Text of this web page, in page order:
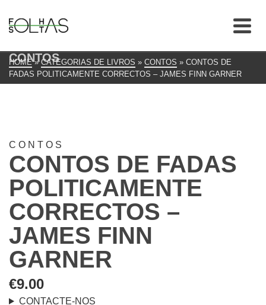
CONTOS
HOME » CATEGORIAS DE LIVROS » CONTOS » CONTOS DE
FADAS POLITICAMENTE CORRECTOS – JAMES FINN GARNER
CONTOS
CONTOS DE FADAS
POLITICAMENTE
CORRECTOS –
JAMES FINN
GARNER
€9.00
CONTACTE-NOS